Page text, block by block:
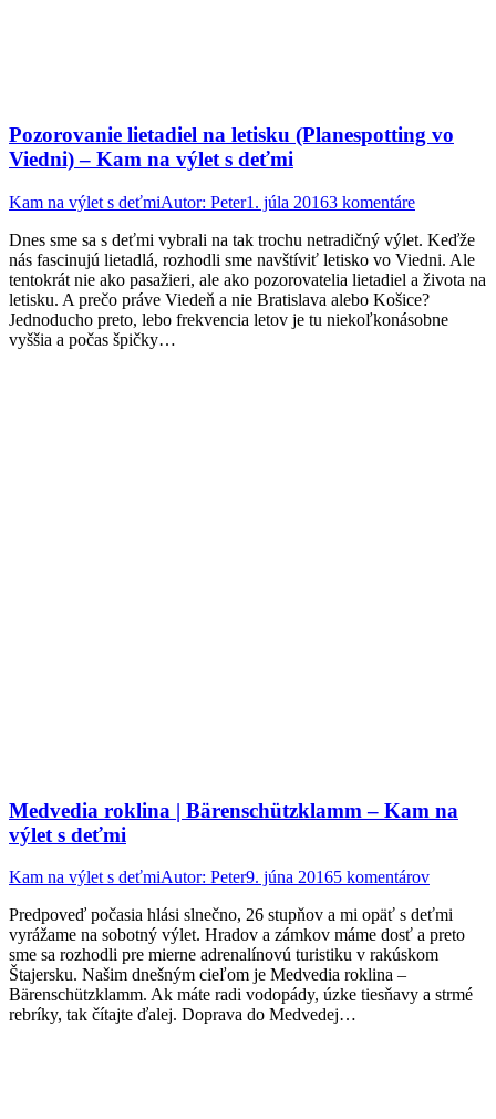
Pozorovanie lietadiel na letisku (Planespotting vo
Viedni) – Kam na výlet s deťmi
Kam na výlet s deťmiAutor: Peter1. júla 20163 komentáre
Dnes sme sa s deťmi vybrali na tak trochu netradičný výlet. Keďže
nás fascinujú lietadlá, rozhodli sme navštíviť letisko vo Viedni. Ale
tentokrát nie ako pasažieri, ale ako pozorovatelia lietadiel a života na
letisku. A prečo práve Viedeň a nie Bratislava alebo Košice?
Jednoducho preto, lebo frekvencia letov je tu niekoľkonásobne
vyššia a počas špičky…
Medvedia roklina | Bärenschützklamm – Kam na
výlet s deťmi
Kam na výlet s deťmiAutor: Peter9. júna 20165 komentárov
Predpoveď počasia hlási slnečno, 26 stupňov a mi opäť s deťmi
vyrážame na sobotný výlet. Hradov a zámkov máme dosť a preto
sme sa rozhodli pre mierne adrenalínovú turistiku v rakúskom
Štajersku. Našim dnešným cieľom je Medvedia roklina –
Bärenschützklamm. Ak máte radi vodopády, úzke tiesňavy a strmé
rebríky, tak čítajte ďalej. Doprava do Medvedej…